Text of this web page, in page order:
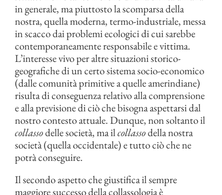
in generale, ma piuttosto la scomparsa della
nostra, quella moderna, termo-industriale, messa
in scacco dai problemi ecologici di cui sarebbe
contemporaneamente responsabile e vittima.
L’interesse vivo per altre situazioni storico-
geografiche di un certo sistema socio-economico
(dalle comunità primitive a quelle amerindiane)
risulta di conseguenza relativo alla comprensione
e alla previsione di ciò che bisogna aspettarsi dal
nostro contesto attuale. Dunque, non soltanto il
collassodelle società, ma ilcollassodella nostra
società (quella occidentale) e tutto ciò che ne
potrà conseguire.
Il secondo aspetto che giustifica il sempre
maggiore successo della collassologia è